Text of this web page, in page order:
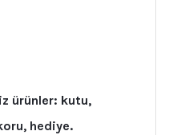
ürünler: kutu,
hediye.